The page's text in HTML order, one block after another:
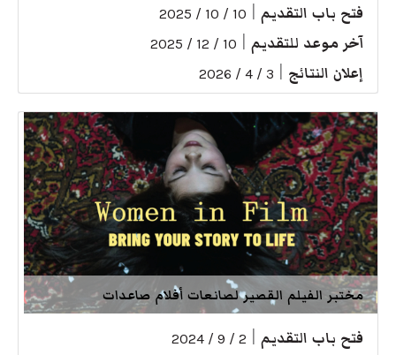
فتح باب التقديم 10 / 10 / 2025
آخر موعد للتقديم 10 / 12 / 2025
إعلان النتائج 3 / 4 / 2026
مختبر الفيلم القصير لصانعات أفلام صاعدات
فتح باب التقديم 2 / 9 / 2024